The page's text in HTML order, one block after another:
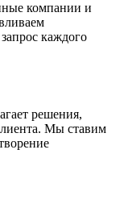
компании и
каждого
решения,
Мы ставим